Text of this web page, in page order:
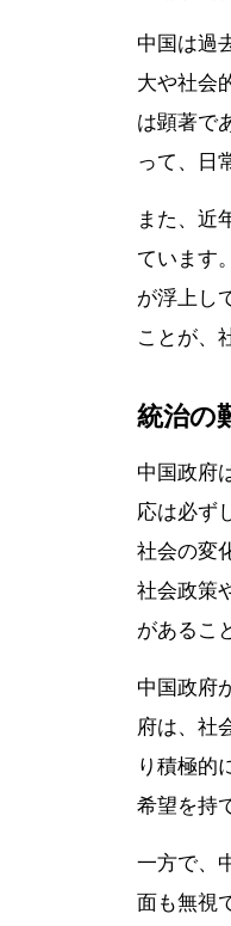
中国は過
大や社会
は顕著で
って、日
また、近
ています
が浮上し
ことが、
統治の
中国政府
応は必ず
社会の変
社会政策
があるこ
中国政府
府は、社
り積極的
希望を持
一方で、
面も無視